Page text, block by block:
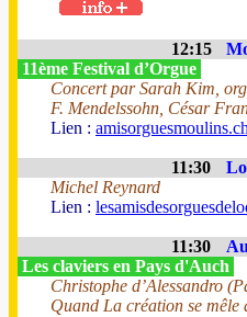
12:15
11ème Festival d’Orgue
Concert par Sarah Kim,
F. Mendelssohn, César
Lien :
11:30
Michel Reynard
Lien :
11:30
Les claviers en Pays d'Auch
Christophe d’Alessandro
Quand La création se mêle